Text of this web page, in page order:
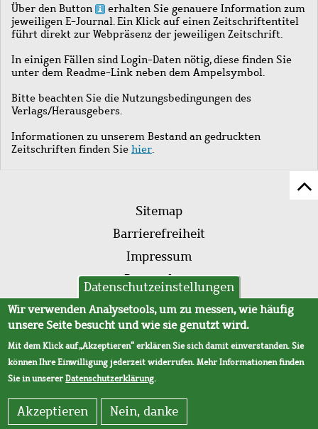
Über den Button
erhalten Sie genauere Information zum
jeweiligen E-Journal. Ein Klick auf einen Zeitschriftentitel
führt direkt zur Webpräsenz der jeweiligen Zeitschrift.
In einigen Fällen sind Login-Daten nötig, diese finden Sie
unter dem Readme-Link neben dem Ampelsymbol.
Bitte beachten Sie die Nutzungsbedingungen des
Verlags/Herausgebers.
Informationen zu unserem Bestand an gedruckten
Zeitschriften finden Sie hier.
Fußleistenmenü
Sitemap
Barrierefreiheit
Impressum
Datenschutz
AVB
Datenschutzeinstellungen
Wir verwenden Analysetools, um zu messen, wie häufig
unsere Seite besucht und wie sie genutzt wird.
Mit dem Klick auf „Akzeptieren“ erklären Sie sich damit einverstanden. Sie
können Ihre Einwilligung jederzeit widerrufen. Mehr Informationen finden
Sie in unsererDatenschutzerklärung.
Akzeptieren Nein, danke